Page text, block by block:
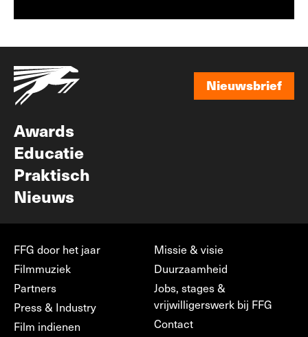
Nieuwsbrief
Awards
Educatie
Praktisch
Nieuws
FFG door het jaar
Filmmuziek
Partners
Press & Industry
Film indienen
Missie & visie
Duurzaamheid
Jobs, stages &
vrijwilligerswerk bij FFG
Contact